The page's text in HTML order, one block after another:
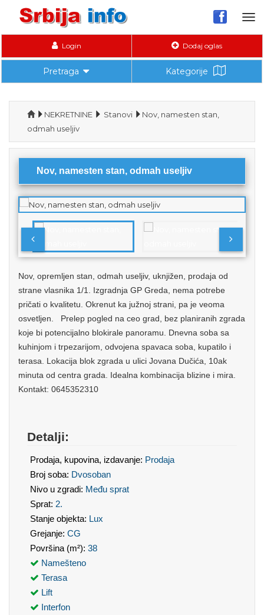
Login Dodaj oglas
Pretraga Kategorije
NEKRETNINE Stanovi
Nov, namesten stan,
odmah useljiv
Nov, namesten stan, odmah useljiv
Nov, opremljen stan, odmah useljiv, uknjižen, prodaja od
strane vlasnika 1/1. Izgradnja GP Greda, nema potrebe
pričati o kvalitetu. Okrenut ka južnoj strani, pa je veoma
osvetljen. Prelep pogled na ceo grad, bez planiranih zgrada
koje bi potencijalno blokirale panoramu. Dnevna soba sa
kuhinjom i trpezarijom, odvojena spavaca soba, kupatilo i
terasa. Lokacija blok zgrada u ulici Jovana Dučića, 10ak
minuta od centra grada. Idealna kombinacija blizine i mira.
Kontakt: 0645352310
Detalji:
Prodaja, kupovina, izdavanje: Prodaja
Broj soba: Dvosoban
Nivo u zgradi: Među sprat
Sprat: 2.
Stanje objekta: Lux
Grejanje: CG
Površina (m²): 38
Namešteno
Terasa
Lift
Interfon